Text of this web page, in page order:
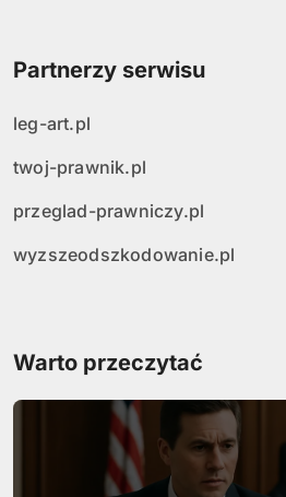
Partnerzy serwisu
leg-art.pl
twoj-prawnik.pl
przeglad-prawniczy.pl
wyzszeodszkodowanie.pl
Warto przeczytać